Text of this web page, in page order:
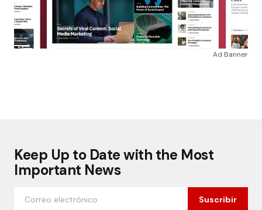
Ad Banner
Keep Up to Date with the Most
Important News
Suscribir